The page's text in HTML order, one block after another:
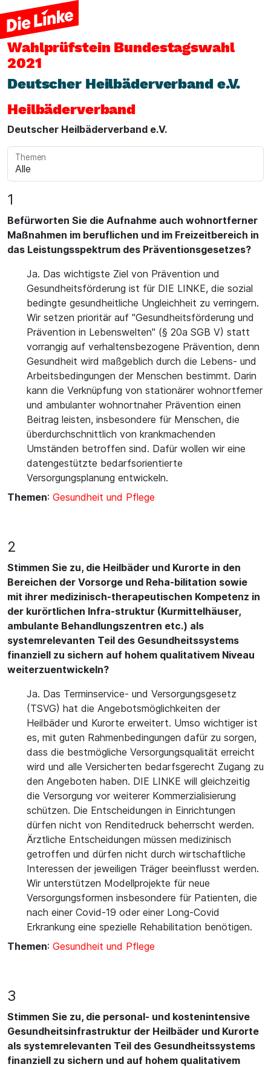
Wahlprüfstein Bundestagswahl
2021
Deutscher Heilbäderverband e.V.
Heilbäderverband
Deutscher Heilbäderverband e.V.
Themen
1
Befürworten Sie die Aufnahme auch wohnortferner
Maßnahmen im beruflichen und im Freizeitbereich in
das Leistungsspektrum des Präventionsgesetzes?
Ja. Das wichtigste Ziel von Prävention und
Gesundheitsförderung ist für DIE LINKE, die sozial
bedingte gesundheitliche Ungleichheit zu verringern.
Wir setzen prioritär auf "Gesundheitsförderung und
Prävention in Lebenswelten" (§ 20a SGB V) statt
vorrangig auf verhaltensbezogene Prävention, denn
Gesundheit wird maßgeblich durch die Lebens- und
Arbeitsbedingungen der Menschen bestimmt. Darin
kann die Verknüpfung von stationärer wohnortferner
und ambulanter wohnortnaher Prävention einen
Beitrag leisten, insbesondere für Menschen, die
überdurchschnittlich von krankmachenden
Umständen betroffen sind. Dafür wollen wir eine
datengestützte bedarfsorientierte
Versorgungsplanung entwickeln.
Themen: Gesundheit und Pflege
2
Stimmen Sie zu, die Heilbäder und Kurorte in den
Bereichen der Vorsorge und Reha-bilitation sowie
mit ihrer medizinisch-therapeutischen Kompetenz in
der kurörtlichen Infra-struktur (Kurmittelhäuser,
ambulante Behandlungszentren etc.) als
systemrelevanten Teil des Gesundheitssystems
finanziell zu sichern auf hohem qualitativem Niveau
weiterzuentwickeln?
Ja. Das Terminservice- und Versorgungsgesetz
(TSVG) hat die Angebotsmöglichkeiten der
Heilbäder und Kurorte erweitert. Umso wichtiger ist
es, mit guten Rahmenbedingungen dafür zu sorgen,
dass die bestmögliche Versorgungsqualität erreicht
wird und alle Versicherten bedarfsgerecht Zugang zu
den Angeboten haben. DIE LINKE will gleichzeitig
die Versorgung vor weiterer Kommerzialisierung
schützen. Die Entscheidungen in Einrichtungen
dürfen nicht von Renditedruck beherrscht werden.
Ärztliche Entscheidungen müssen medizinisch
getroffen und dürfen nicht durch wirtschaftliche
Interessen der jeweiligen Träger beeinflusst werden.
Wir unterstützen Modellprojekte für neue
Versorgungsformen insbesondere für Patienten, die
nach einer Covid-19 oder einer Long-Covid
Erkrankung eine spezielle Rehabilitation benötigen.
Themen: Gesundheit und Pflege
3
Stimmen Sie zu, die personal- und kostenintensive
Gesundheitsinfrastruktur der Heilbäder und Kurorte
als systemrelevanten Teil des Gesundheitssystems
finanziell zu sichern und auf hohem qualitativem